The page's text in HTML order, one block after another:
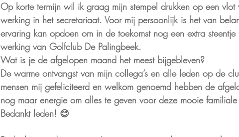
Op korte termijn wil ik graag mijn stempel drukken op een
werking in het secretariaat. Voor mij persoonlijk is het van
ervaring kan opdoen om in de toekomst nog een extra
werking van Golfclub De Palingbeek.
Wat is je de afgelopen maand het meest bijgebleven?
De warme ontvangst van mijn collega’s en alle leden op de
mensen mij gefeliciteerd en welkom genoemd hebben de
nog maar energie om alles te geven voor deze mooie
Bedankt leden! 😊